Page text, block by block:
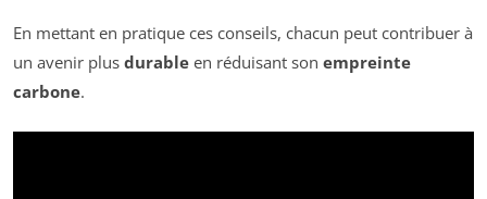
En mettant en pratique ces conseils, chacun peut contribuer à
un avenir plus durable en réduisant son empreinte
carbone.